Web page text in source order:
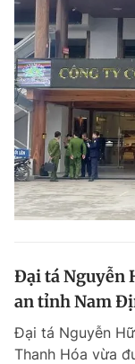
Đại tá Nguyễn
an tỉnh Nam
Đại tá Nguyễn
Thanh Hóa vừa